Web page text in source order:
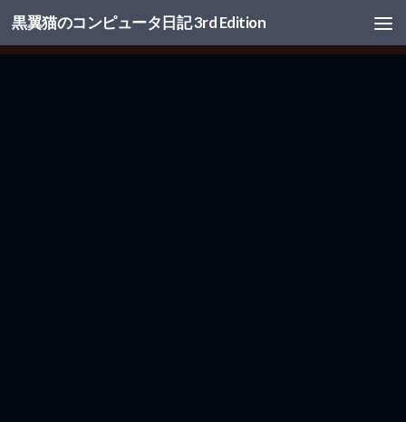
コンテンツへスキップ
黒翼猫のコンピュータ日記 3rd Edition